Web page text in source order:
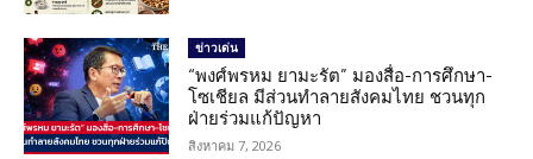
ข่าวเด่น
“พงศ์พรหม ยามะรัต” มองสื่อ-การศึกษา-
โซเชียล มีส่วนทำลายสังคมไทย ชวนทุก
ฝ่ายร่วมแก้ปัญหา
สิงหาคม 7, 2026